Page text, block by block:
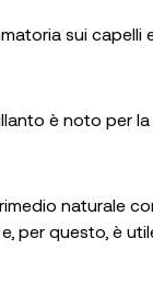
sui capelli
è noto per la
naturale
per questo, è